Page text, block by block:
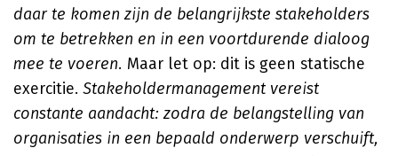
daar te komen zijn de belangrijkste stakeholders
om te betrekken en in een voortdurende dialoog
mee te voeren. Maar let op: dit is geen statische
exercitie. Stakeholdermanagement vereist
constante aandacht: zodra de belangstelling van
organisaties in een bepaald onderwerp verschuift,